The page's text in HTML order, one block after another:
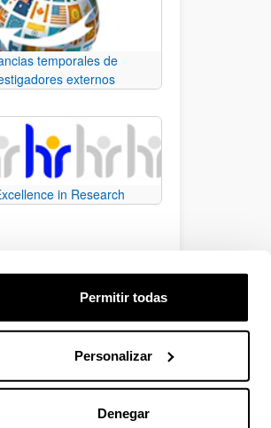
Permitir todas
Personalizar
Denegar
temporales de
externos
in Research